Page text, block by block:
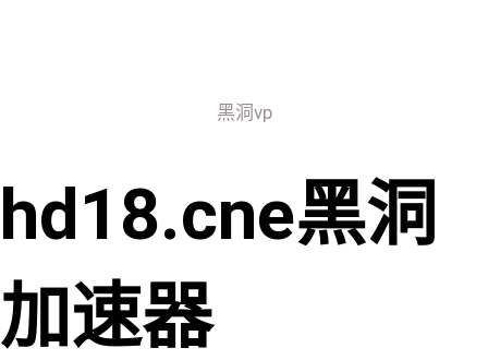
黑洞vp
hd18.cne黑洞
加速器